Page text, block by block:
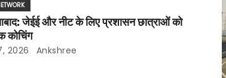
जेईई और नीट के लिए प्रशासन छात्राओं को
कोचिंग
2026 Ankshree